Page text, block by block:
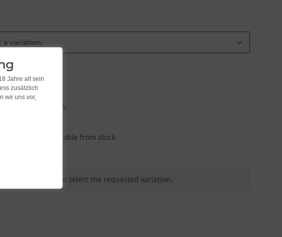
a variation.
shipping costs
Immediately available from stock
variations. Please select the requested variation.
Jahre alt sein
zusätzlich
wir uns vor,